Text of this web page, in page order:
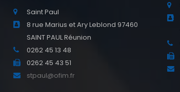
Saint Paul
8 rue Marius et Ary Leblond 97460
SAINT PAUL Réunion
0262 45 13 48
0262 45 43 51
stpaul@ofim.fr